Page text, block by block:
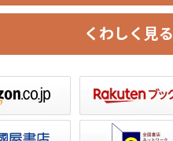
くわしく見る
ネット